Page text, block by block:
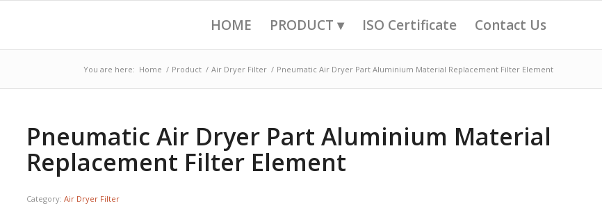
HOME PRODUCT ▾ ISO Certificate Contact Us
You are here: Home / Product / Air Dryer Filter / Pneumatic Air Dryer Part Aluminium Material Replacement Filter Element
Pneumatic Air Dryer Part Aluminium Material
Replacement Filter Element
Category:Air Dryer Filter